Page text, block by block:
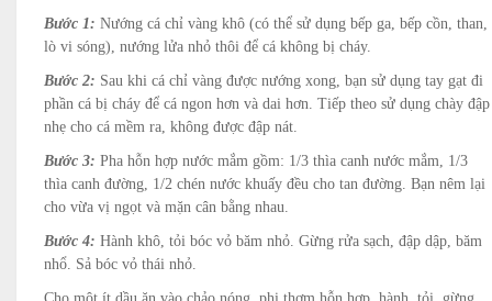
Bước 1: Nướng cá chỉ vàng khô (có thể sử dụng bếp ga, bếp cồn, than,
lò vi sóng), nướng lửa nhỏ thôi để cá không bị cháy.
Bước 2: Sau khi cá chỉ vàng được nướng xong, bạn sử dụng tay gạt đi
phần cá bị cháy để cá ngon hơn và dai hơn. Tiếp theo sử dụng chày đập
nhẹ cho cá mềm ra, không được đập nát.
Bước 3: Pha hỗn hợp nước mắm gồm: 1/3 thìa canh nước mắm, 1/3
thìa canh đường, 1/2 chén nước khuấy đều cho tan đường. Bạn nêm lại
cho vừa vị ngọt và mặn cân bằng nhau.
Bước 4: Hành khô, tỏi bóc vỏ băm nhỏ. Gừng rửa sạch, đập dập, băm
nhổ. Sả bóc vỏ thái nhỏ.